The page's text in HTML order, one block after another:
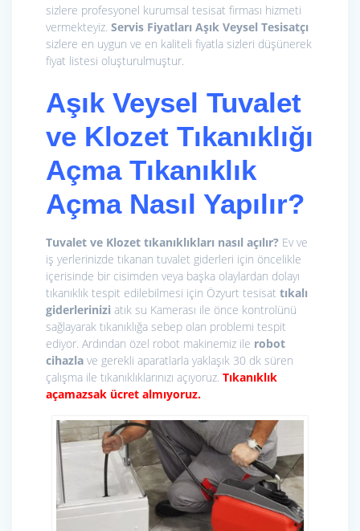
sizlere profesyonel kurumsal tesisat firması hizmeti
vermekteyiz. Servis Fiyatları Aşık Veysel Tesisatçı
sizlere en uygun ve en kaliteli fiyatla sizleri düşünerek
fiyat listesi oluşturulmuştur.
Aşık Veysel Tuvalet
ve Klozet Tıkanıklığı
Açma Tıkanıklık
Açma Nasıl Yapılır?
Tuvalet ve Klozet tıkanıklıkları nasıl açılır? Ev ve
iş yerlerinizde tıkanan tuvalet giderleri için öncelikle
içerisinde bir cisimden veya başka olaylardan dolayı
tıkanıklık tespit edilebilmesi için Özyurt tesisat tıkalı
giderlerinizi atık su Kamerası ile önce kontrolünü
sağlayarak tıkanıklığa sebep olan problemi tespit
ediyor. Ardından özel robot makinemiz ile robot
cihazla ve gerekli aparatlarla yaklaşık 30 dk süren
çalışma ile tıkanıklıklarınızı açıyoruz. Tıkanıklık
açamazsak ücret almıyoruz.